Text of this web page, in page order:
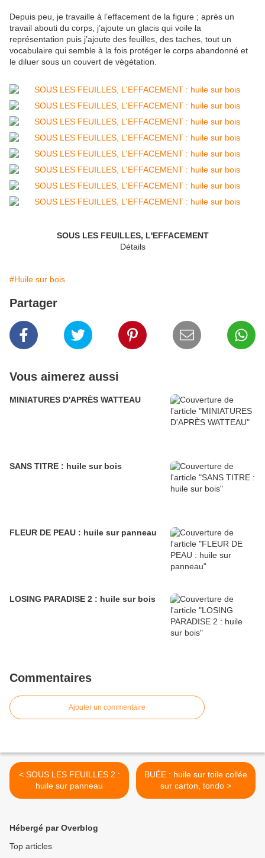
Depuis peu, je travaille à l’effacement de la figure ; après un
travail abouti du corps, j’ajoute un glacis qui voile la
représentation puis j’ajoute des feuilles, des taches, tout un
vocabulaire qui semble à la fois protéger le corps abandonné et
le diluer sous un couvert de végétation.
SOUS LES FEUILLES, L'EFFACEMENT
Détails
#Huile sur bois
Partager
Vous aimerez aussi
MINIATURES D'APRÈS WATTEAU
SANS TITRE : huile sur bois
FLEUR DE PEAU : huile sur panneau
LOSING PARADISE 2 : huile sur bois
Commentaires
Ajouter un commentaire
< SOUS LES FEUILLES 2 :
huile sur panneau
BUÉE : huile sur toile collée
sur carton, tondo >
Hébergé par Overblog
Top articles